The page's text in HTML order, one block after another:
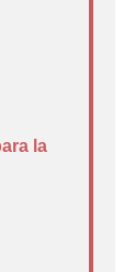
la